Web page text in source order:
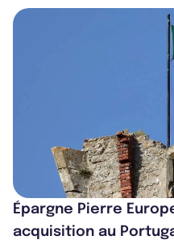
Épargne Pierre
acquisition au